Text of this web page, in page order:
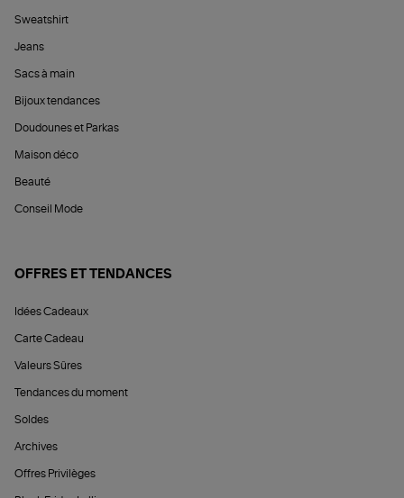
Sweatshirt
Jeans
Sacs à main
Bijoux tendances
Doudounes et Parkas
Maison déco
Beauté
Conseil Mode
OFFRES ET TENDANCES
Idées Cadeaux
Carte Cadeau
Valeurs Sûres
Tendances du moment
Soldes
Archives
Offres Privilèges